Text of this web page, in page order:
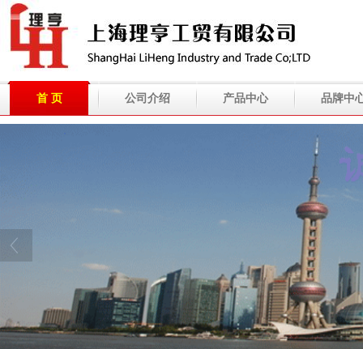
首 页 公司介绍 产品中心 品牌中